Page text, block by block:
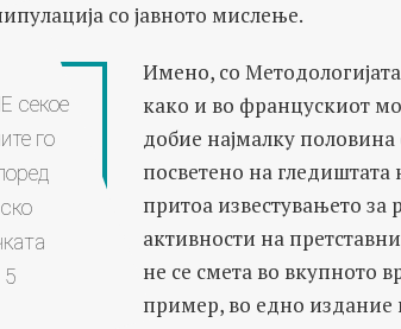
со јавното мислење.
секое
го
5
Имено, со
како и во францускиот
добие најмалку
посветено на гледиштата
притоа известувањето за
активности на
не се смета во вкупното
пример, во едно издание